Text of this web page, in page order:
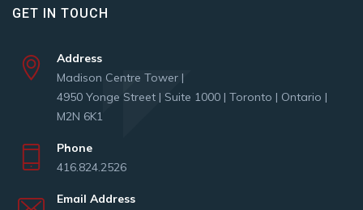
GET IN TOUCH
Address
Madison Centre Tower |
4950 Yonge Street | Suite 1000 | Toronto | Ontario |
M2N 6K1
Phone
416.824.2526
Email Address